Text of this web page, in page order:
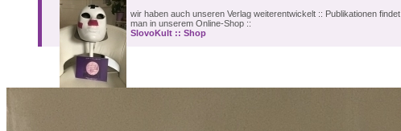
wir haben auch unseren Verlag weiterentwickelt :: Publikationen findet
man in unserem Online-Shop ::
SlovoKult :: Shop